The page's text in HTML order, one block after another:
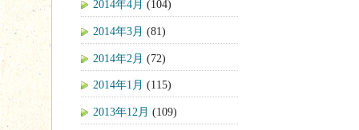
2014年4月 (104)
2014年3月 (81)
2014年2月 (72)
2014年1月 (115)
2013年12月 (109)